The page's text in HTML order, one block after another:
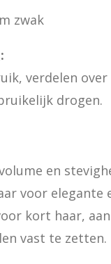
zwak
verdelen
drogen.
en
voor elegante
kort haar,
vast te zetten.